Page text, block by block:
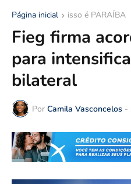
Página inicial isso é PARAÍBA
Fieg firma
para
bilateral
Por Camila Vasconcelos -